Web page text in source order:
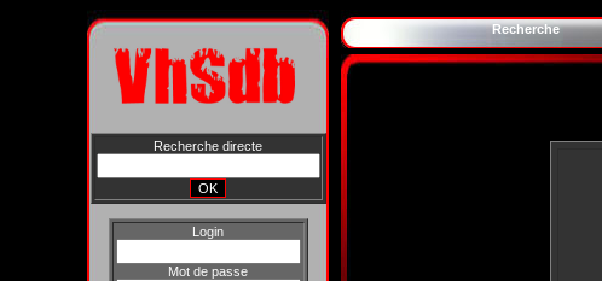
Recherche directe
Login
Mot de passe
Recherche